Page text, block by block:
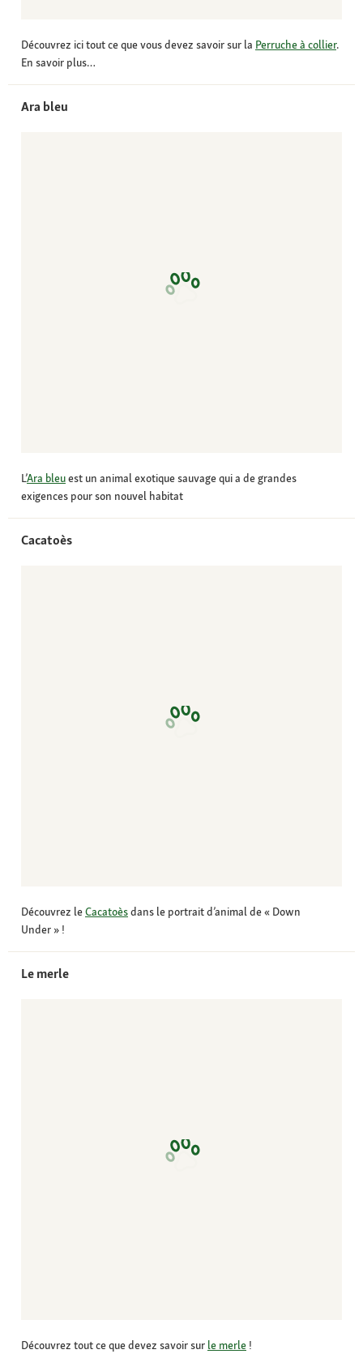
Découvrez ici tout ce que vous devez savoir sur la Perruche à collier.
En savoir plus…
Ara bleu
L’Ara bleuest un animal exotique sauvage qui a de grandes
exigences pour son nouvel habitat
Cacatoès
Découvrez leCacatoèsdans le portrait d’animal de « Down
Under » !
Le merle
Découvrez tout ce que devez savoir sur le merle !